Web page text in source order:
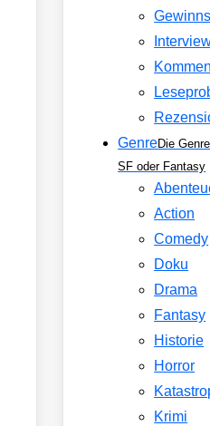
GenreDie
SF oder Fantasy
Action
Comedy
Doku
Drama
Fantasy
Historie
Horror
Krimi